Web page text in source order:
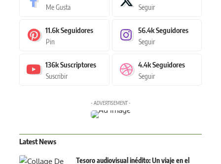
Me Gusta Seguir
11.6kSeguidores
Pin
56.4kSeguidores
Seguir
136kSuscriptores
Suscribir
4.4kSeguidores
Seguir
- ADVERTISEMENT -
Latest News
Tesoro audiovisual inédito: Un viaje en el